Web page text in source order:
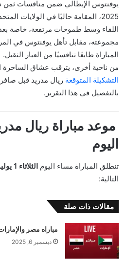
يوفنتوس الإيطالي ضمن منافسات ثمن
2025، المقامة حاليًا في الولايات
اللقاء وسط طموحات مرتفعة، خاصة
مجموعته، مقابل تأهل يوفنتوس في
المباراة طابعًا تنافسيًا من العيار الثقيل.
من ناحية أخرى، يترقب عشاق الساحرة
التشكيلة المتوقعة ريال مدريد قبل
بالتفصيل في هذا التقرير.
موعد مباراة ريال
اليوم
تنطلق المباراة مساء اليوم الثلاثاء 1 يوليو 2025
التالية:
مقالات ذات صلة
مباراه مصر
ديسمبر 6, 2025